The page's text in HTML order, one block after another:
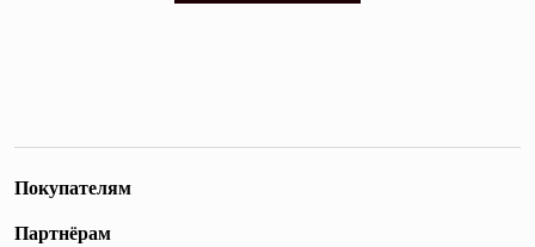
Покупателям
Партнёрам